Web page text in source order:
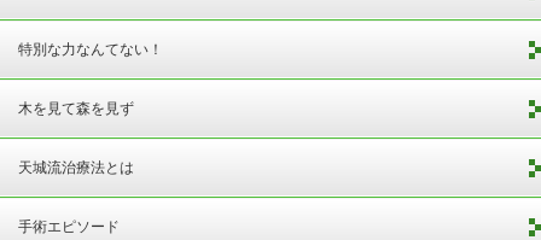
特別な力なんてない！
木を見て森を見ず
天城流治療法とは
手術エピソード